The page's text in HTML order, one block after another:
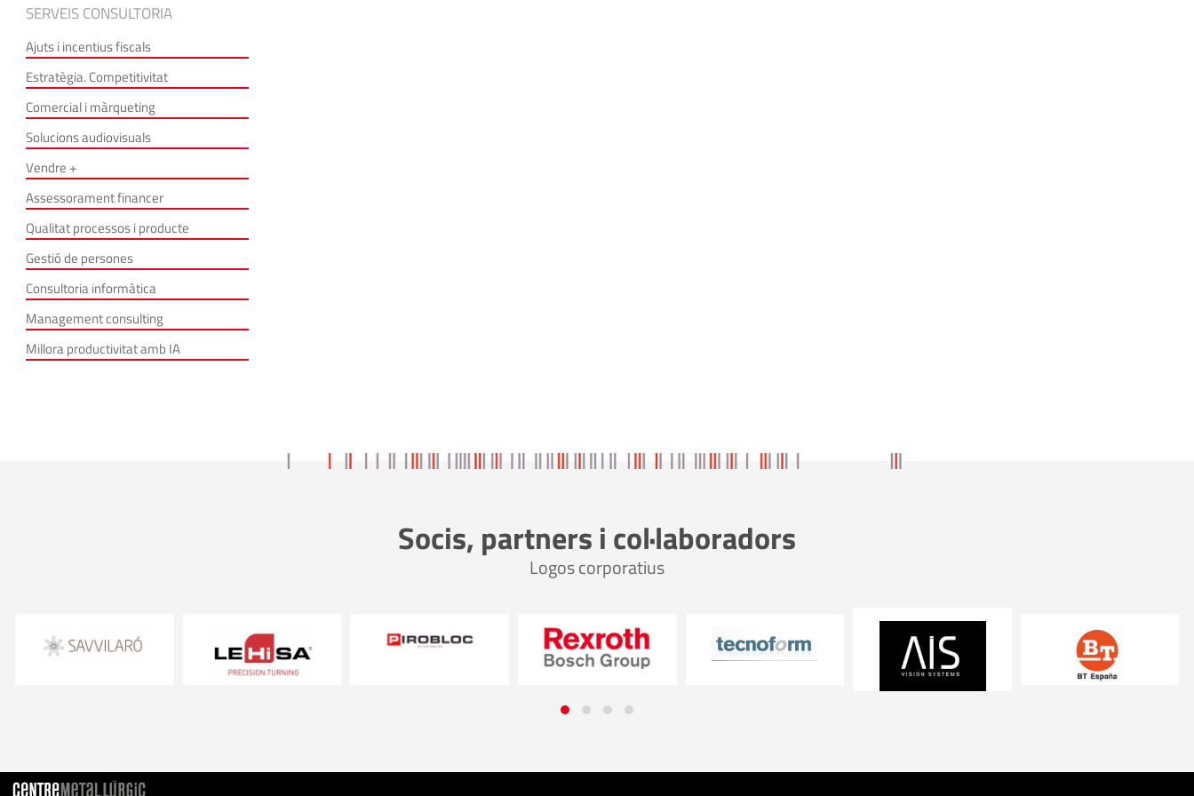
SERVEIS CONSULTORIA
Ajuts i incentius fiscals
Estratègia. Competitivitat
Comercial i màrqueting
Solucions audiovisuals
Vendre +
Assessorament financer
Qualitat processos i producte
Gestió de persones
Consultoria informàtica
Management consulting
Millora productivitat amb IA
Socis, partners i col·laboradors
Logos corporatius